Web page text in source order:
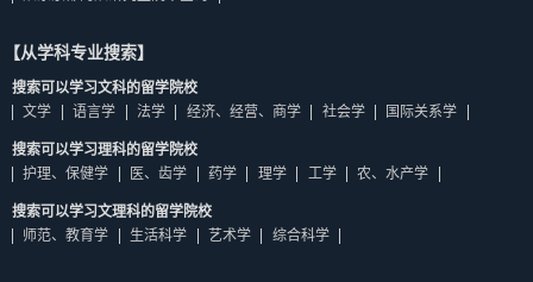
【从学科专业搜索】
搜索可以学习文科的留学院校
文学
语言学 法学 经济、经营、商学 社会学 国际关系学
搜索可以学习理科的留学院校
护理、保健学
医、齿学 药学 理学 工学 农、水产学
搜索可以学习文理科的留学院校
师范、教育学
生活科学 艺术学 综合科学